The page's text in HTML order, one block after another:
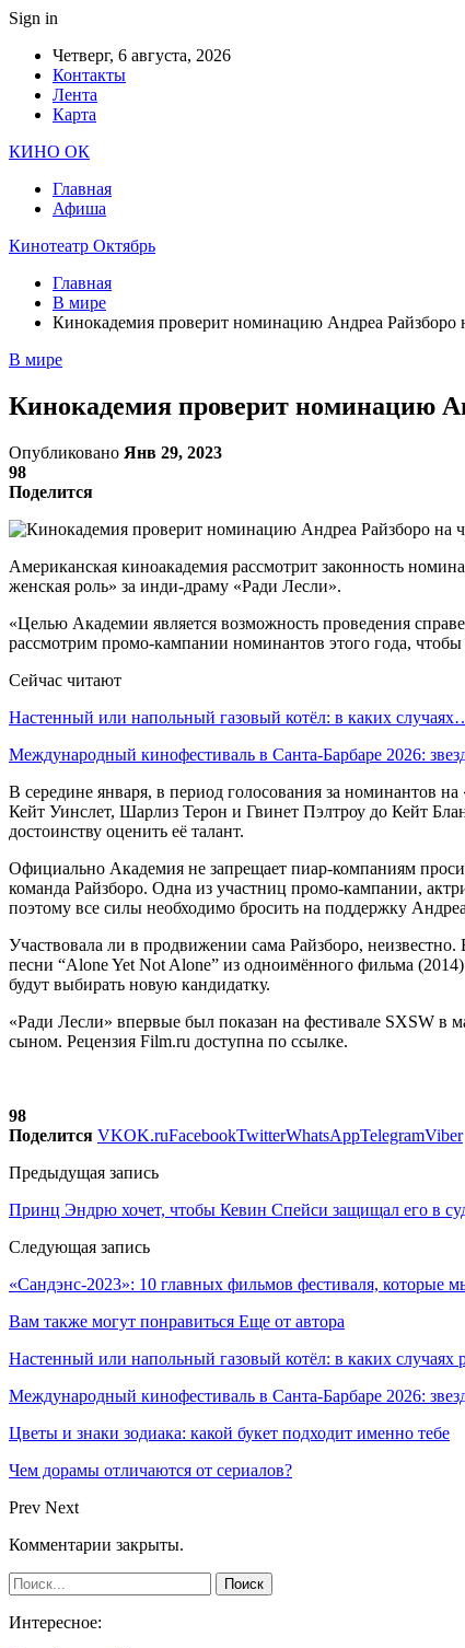
Sign in
Четверг, 6 августа, 2026
Контакты
Лента
Карта
КИНО ОК
Главная
Афиша
Кинотеатр Октябрь
Главная
В мире
Кинокадемия проверит номинацию Андреа Райзборо
В мире
Кинокадемия проверит номинацию
Опубликовано Янв 29, 2023
98
Поделится
Американская киноакадемия рассмотрит законность
женская роль» за инди-драму «Ради Лесли».
«Целью Академии является возможность проведения
рассмотрим промо-кампании номинантов этого года,
Сейчас читают
Настенный или напольный газовый котёл: в каких
Международный кинофестиваль в Санта-Барбаре 2026:
В середине января, в период голосования за номинантов
Кейт Уинслет, Шарлиз Терон и Гвинет Пэлтроу до Кейт
достоинству оценить её талант.
Официально Академия не запрещает пиар-компаниям
команда Райзборо. Одна из участниц промо-кампании,
поэтому все силы необходимо бросить на поддержку
Участвовала ли в продвижении сама Райзборо,
песни “Alone Yet Not Alone” из одноимённого фильма
будут выбирать новую кандидатку.
«Ради Лесли» впервые был показан на фестивале SXSW в
сыном. Рецензия Film.ru доступна по ссылке.
98
Поделится VKOK.ruFacebookTwitterWhatsAppTelegramViber
Предыдущая запись
Принц Эндрю хочет, чтобы Кевин Спейси защищал его в
Следующая запись
«Сандэнс-2023»: 10 главных фильмов фестиваля, которые
Вам также могут понравиться Еще от автора
Настенный или напольный газовый котёл: в каких случаях
Международный кинофестиваль в Санта-Барбаре 2026:
Цветы и знаки зодиака: какой букет подходит именно тебе
Чем дорамы отличаются от сериалов?
Prev Next
Комментарии закрыты.
Интересное: